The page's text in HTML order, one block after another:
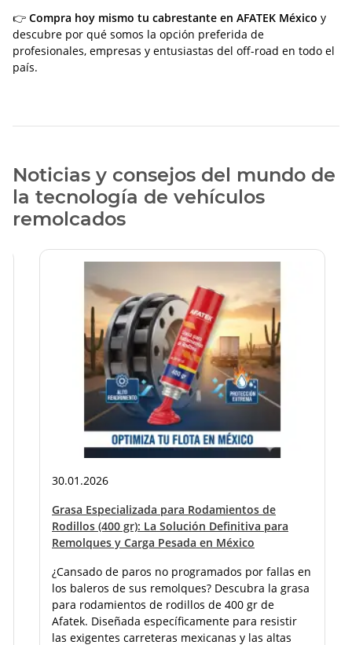
👉 Compra hoy mismo tu cabrestante en AFATEK México y
descubre por qué somos la opción preferida de
profesionales, empresas y entusiastas del off-road en todo el
país.
Noticias y consejos del mundo de
la tecnología de vehículos
remolcados
30.01.2026
Grasa Especializada para Rodamientos de
Rodillos (400 gr): La Solución Definitiva para
Remolques y Carga Pesada en México
¿Cansado de paros no programados por fallas en
los baleros de sus remolques? Descubra la grasa
para rodamientos de rodillos de 400 gr de
Afatek. Diseñada específicamente para resistir
las exigentes carreteras mexicanas y las altas